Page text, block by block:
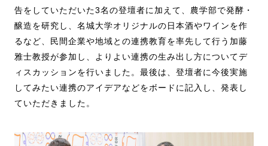
告をしていただいた3名の登壇者に加えて、農学部で発酵・
醸造を研究し、名城大学オリジナルの日本酒やワインを作
るなど、民間企業や地域との連携教育を率先して行う加藤
雅士教授が参加し、よりよい連携の生み出し方についてデ
ィスカッションを行いました。最後は、登壇者に今後実施
してみたい連携のアイデアなどをボードに記入し、発表し
ていただきました。